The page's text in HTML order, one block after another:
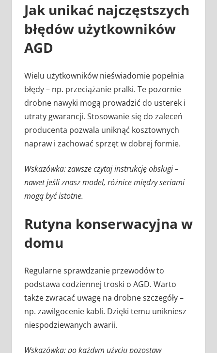
Jak unikać najczęstszych
błędów użytkowników
AGD
Wielu użytkowników nieświadomie popełnia
błędy – np. przeciążanie pralki. Te pozornie
drobne nawyki mogą prowadzić do usterek i
utraty gwarancji. Stosowanie się do zaleceń
producenta pozwala uniknąć kosztownych
napraw i zachować sprzęt w dobrej formie.
Wskazówka: zawsze czytaj instrukcję obsługi –
nawet jeśli znasz model, różnice między seriami
mogą być istotne.
Rutyna konserwacyjna w
domu
Regularne sprawdzanie przewodów to
podstawa codziennej troski o AGD. Warto
także zwracać uwagę na drobne szczegóły –
np. zawilgocenie kabli. Dzięki temu unikniesz
niespodziewanych awarii.
Wskazówka: po każdym użyciu pozostaw